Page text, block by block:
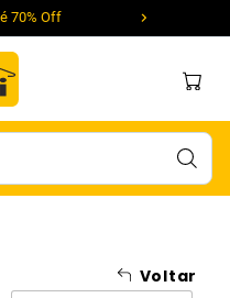
70% Off
Voltar